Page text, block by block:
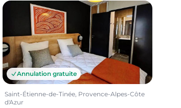
Annulation gratuite
Saint-Étienne-de-Tinée, Provence-Alpes-Côte
d'Azur